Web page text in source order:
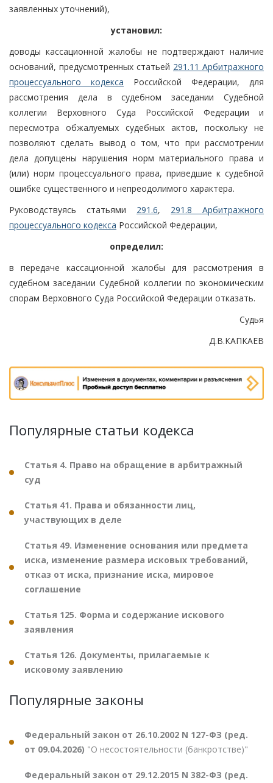
заявленных уточнений),
установил:
доводы кассационной жалобы не подтверждают наличие
оснований, предусмотренных статьей 291.11 Арбитражного
процессуального кодекса Российской Федерации, для
рассмотрения дела в судебном заседании Судебной
коллегии Верховного Суда Российской Федерации и
пересмотра обжалуемых судебных актов, поскольку не
позволяют сделать вывод о том, что при рассмотрении
дела допущены нарушения норм материального права и
(или) норм процессуального права, приведшие к судебной
ошибке существенного и непреодолимого характера.
Руководствуясь статьями 291.6, 291.8 Арбитражного
процессуального кодекса Российской Федерации,
определил:
в передаче кассационной жалобы для рассмотрения в
судебном заседании Судебной коллегии по экономическим
спорам Верховного Суда Российской Федерации отказать.
Судья
Д.В.КАПКАЕВ
Популярные статьи кодекса
Статья 4. Право на обращение в арбитражный
суд
Статья 41. Права и обязанности лиц,
участвующих в деле
Статья 49. Изменение основания или предмета
иска, изменение размера исковых требований,
отказ от иска, признание иска, мировое
соглашение
Статья 125. Форма и содержание искового
заявления
Статья 126. Документы, прилагаемые к
исковому заявлению
Популярные законы
Федеральный закон от 26.10.2002 N 127-ФЗ (ред.
от 09.04.2026) "О несостоятельности (банкротстве)"
Федеральный закон от 29.12.2015 N 382-ФЗ (ред.